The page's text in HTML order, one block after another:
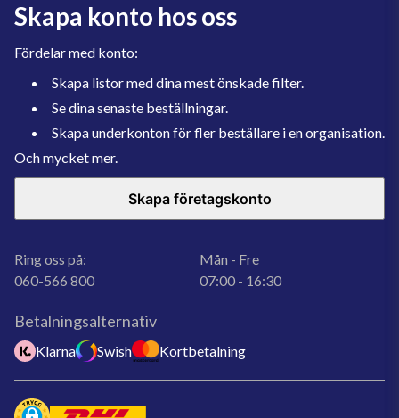
Skapa konto hos oss
Fördelar med konto:
Skapa listor med dina mest önskade filter.
Se dina senaste beställningar.
Skapa underkonton för fler beställare i en organisation.
Och mycket mer.
Skapa företagskonto
Ring oss på:
060-566 800
Mån - Fre
07:00 - 16:30
Betalningsalternativ
Klarna Swish Kortbetalning